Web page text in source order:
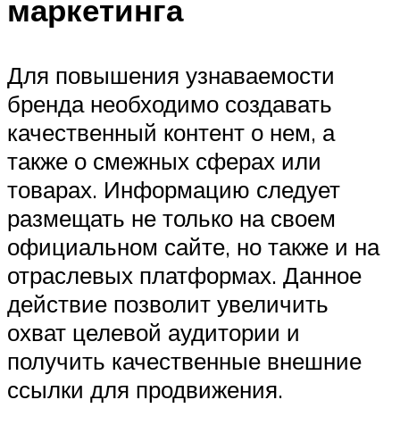
маркетинга
Для повышения узнаваемости
бренда необходимо создавать
качественный контент о нем, а
также о смежных сферах или
товарах. Информацию следует
размещать не только на своем
официальном сайте, но также и на
отраслевых платформах. Данное
действие позволит увеличить
охват целевой аудитории и
получить качественные внешние
ссылки для продвижения.